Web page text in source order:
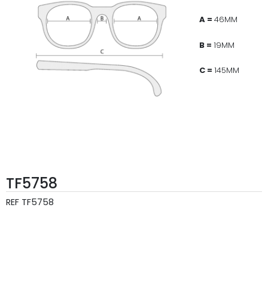
A = 46MM
B = 19MM
C = 145MM
TF5758
REF TF5758